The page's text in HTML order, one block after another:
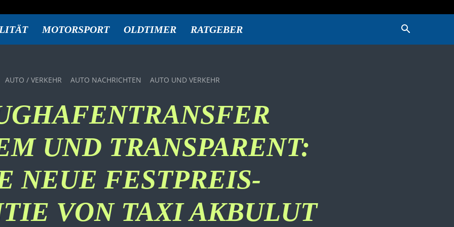
MOTORSPORT OLDTIMER RATGEBER
AUTO / VERKEHR AUTO NACHRICHTEN AUTO UND VERKEHR
UND TRANSPARENT:
NEUE FESTPREIS-
VON TAXI AKBULUT